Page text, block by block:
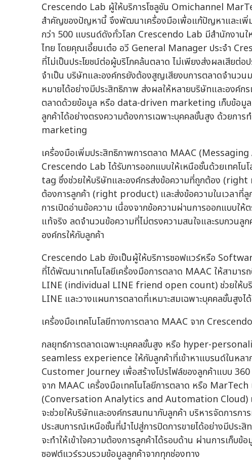
Crescendo Lab ผู้ให้บริการโซลูชัน Omichannel
สำคัญของปัญหานี้ จึงพัฒนาเครื่องมือเพื่อแก้ปัญหาและเพิ่
กว่า 500 แบรนด์ดังทั่วโลก Crescendo Lab มีสำนักงาน
ไทย โดยคุณเอี้ยนเต๋อ อวี General Manager ประจำ
ที่ไม่เป็นประโยชน์ต่อผู้บริโภคล้นตลาด ไม่เพียงส่งผลเสียต่
จำเป็น บริษัทและองค์กรยังต้องสูญเสียงบการตลาดจำนวน
หมายได้อย่างมีประสิทธิภาพ ส่งผลให้หลายบริษัทและองค์ก
ตลาดด้วยข้อมูล หรือ data-driven marketing เก็บข้อมูล
ลูกค้าได้อย่างตรงความต้องการเฉพาะบุคคลขั้นสูง ด้วยก
marketing
เครื่องมือเพิ่มประสิทธิภาพการตลาด MAAC
Crescendo Lab ได้รับการออกแบบให้เหนือชั้นด้วยเทคโ
tag ซึ่งช่วยให้บริษัทและองค์กรส่งข้อความที่ถูกต้อง (right
ต้องการลูกค้า (right product) และส่งข้อความในเวลาที่
การเปิดอ่านข้อความ เนื่องจากข้อความผ่านการออกแบบใ
แท้จริง ลดจำนวนข้อความที่ไม่ตรงความสนใจและรบกวน
องค์กรให้กับลูกค้า
Crescendo Lab ยังเป็นผู้ให้บริการซอฟแวร์หรือ
ที่ได้พัฒนาเทคโนโลยีเครื่องมือการตลาด MAAC ให้สามา
LINE (individual LINE friend open count) ช่วยให้บริ
LINE และวางแผนการตลาดที่เหมาะสมเฉพาะบุคคลขั้นสูงไ
เครื่องมือเทคโนโลยีทางการตลาด MAAC จาก
กลยุทธ์การตลาดเฉพาะบุคคลขั้นสูง หรือ hyper-
seamless experience ให้กับลูกค้าที่เข้าหาแบรนด์ในหลา
Customer Journey เพื่อสร้างโปรไฟล์ของลูกค้าแบบ
จาก MAAC เครื่องมือเทคโนโลยีการตลาด หรือ
(Conversation Analytics and Automation Cloud) เ
จะช่วยให้บริษัทและองค์กรสนทนากับลูกค้า บริหารจัดการกา
ประสบการณ์เหนือชั้นที่นำไปสู่การปิดการขายได้อย่างมีประ
จะทำให้เข้าใจความต้องการลูกค้าได้รอบด้าน ผ่านการเก็
ซอฟต์แวร์รวบรวมข้อมูลลูกค้าจากทุกช่องทาง